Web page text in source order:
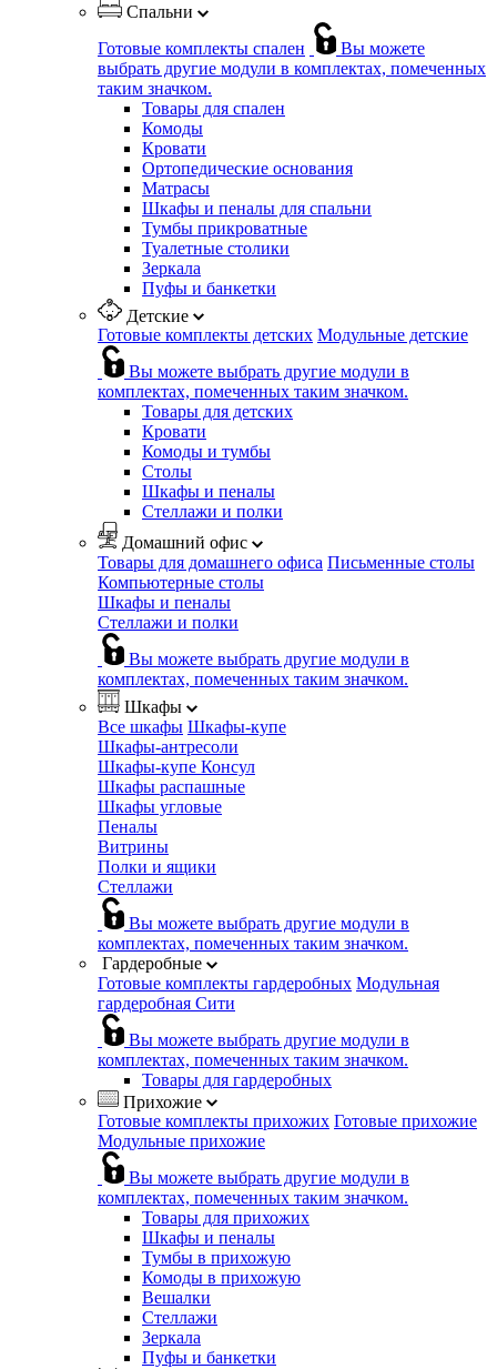
Спальни
Готовые комплекты спален
Вы можете
выбрать другие модули в комплектах, помеченных
таким значком.
Товары для спален
Комоды
Кровати
Ортопедические основания
Матрасы
Шкафы и пеналы для спальни
Тумбы прикроватные
Туалетные столики
Зеркала
Пуфы и банкетки
Детские
Готовые комплекты детских Модульные детские
Вы можете выбрать другие модули в
комплектах, помеченных таким значком.
Товары для детских
Кровати
Комоды и тумбы
Столы
Шкафы и пеналы
Стеллажи и полки
Домашний офис
Товары для домашнего офиса Письменные столы
Компьютерные столы
Шкафы и пеналы
Стеллажи и полки
Вы можете выбрать другие модули в
комплектах, помеченных таким значком.
Шкафы
Все шкафы Шкафы-купе
Шкафы-антресоли
Шкафы-купе Консул
Шкафы распашные
Шкафы угловые
Пеналы
Витрины
Полки и ящики
Стеллажи
Вы можете выбрать другие модули в
комплектах, помеченных таким значком.
Гардеробные
Готовые комплекты гардеробных Модульная
гардеробная Сити
Вы можете выбрать другие модули в
комплектах, помеченных таким значком.
Товары для гардеробных
Прихожие
Готовые комплекты прихожих Готовые прихожие
Модульные прихожие
Вы можете выбрать другие модули в
комплектах, помеченных таким значком.
Товары для прихожих
Шкафы и пеналы
Тумбы в прихожую
Комоды в прихожую
Вешалки
Стеллажи
Зеркала
Пуфы и банкетки